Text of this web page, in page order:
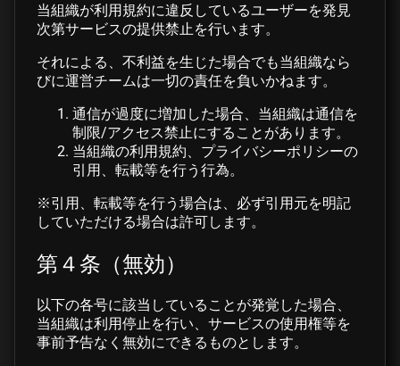
当組織が利用規約に違反しているユーザーを発見
次第サービスの提供禁止を行います。
それによる、不利益を生じた場合でも当組織なら
びに運営チームは一切の責任を負いかねます。
通信が過度に増加した場合、当組織は通信を
制限/アクセス禁止にすることがあります。
当組織の利用規約、プライバシーポリシーの
引用、転載等を行う行為。
※引用、転載等を行う場合は、必ず引用元を明記
していただける場合は許可します。
第４条（無効）
以下の各号に該当していることが発覚した場合、
当組織は利用停止を行い、サービスの使用権等を
事前予告なく無効にできるものとします。